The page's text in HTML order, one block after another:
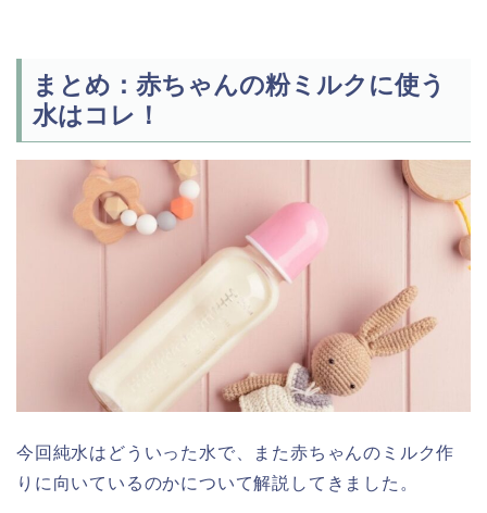
まとめ：赤ちゃんの粉ミルクに使う
水はコレ！
今回純水はどういった水で、また赤ちゃんのミルク作
りに向いているのかについて解説してきました。